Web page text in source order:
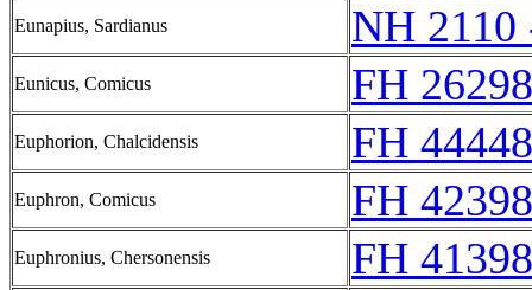
Eunapius, Sardianus NH 2110
Eunicus, Comicus FH
Euphorion, Chalcidensis FH
Euphron, Comicus FH
Euphronius, Chersonensis FH